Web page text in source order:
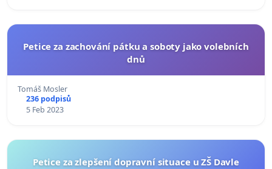
Petice za zachování pátku a soboty jako volebních
dnů
Tomáš Mosler
236 podpisů
5 Feb 2023
Petice za zlepšení dopravní situace u ZŠ Davle